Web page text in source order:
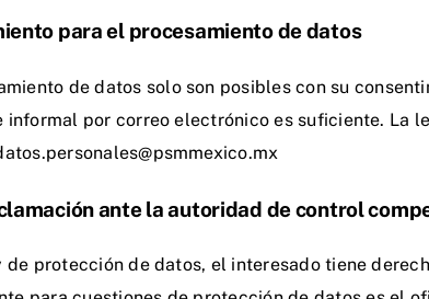
para el procesamiento de datos
de datos solo son posibles con su
informal por correo electrónico es suficiente.
ante la autoridad de control
de protección de datos, el interesado tiene